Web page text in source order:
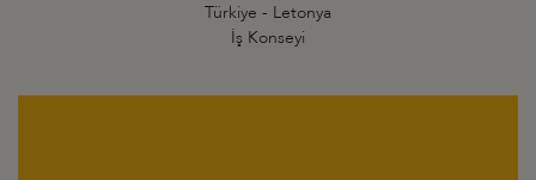
Türkiye - Letonya
İş Konseyi